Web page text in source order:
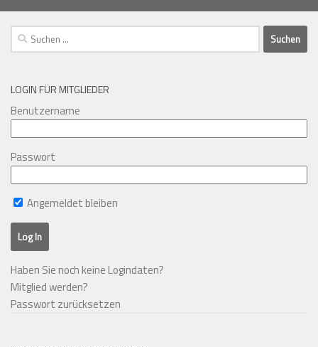
Suchen
nach:
LOGIN FÜR MITGLIEDER
Benutzername
Passwort
Angemeldet bleiben
Haben Sie noch keine Logindaten?
Mitglied werden?
Passwort zurücksetzen